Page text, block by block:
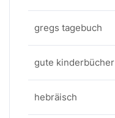
gregs tagebuch
gute kinderbücher
hebräisch